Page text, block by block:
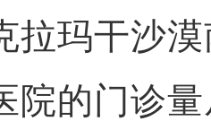
玛干沙漠
院的门诊